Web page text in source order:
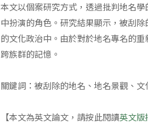
本文以個案研究方式，透過批判地名
中扮演的角色。研究結果顯示，被刮
的文化政治中。由於對於地名專名的
跨族群的記憶。
關鍵詞：被刮除的地名、地名景觀、
【本文為英文論文，請按此閱讀英文版